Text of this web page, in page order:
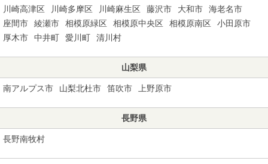
川崎高津区
川崎多摩区 川崎麻生区 藤沢市 大和市
海老名市
座間市
綾瀬市 相模原緑区 相模原中央区 相模原南区
小田原市
厚木市
中井町 愛川町 清川村
山梨県
南アルプス市 山梨北杜市 笛吹市 上野原市
長野県
長野南牧村